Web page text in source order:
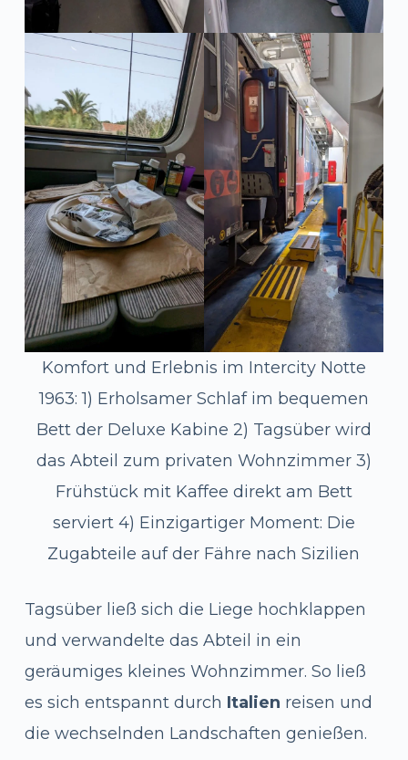
Komfort und Erlebnis im Intercity Notte
1963: 1) Erholsamer Schlaf im bequemen
Bett der Deluxe Kabine 2) Tagsüber wird
das Abteil zum privaten Wohnzimmer 3)
Frühstück mit Kaffee direkt am Bett
serviert 4) Einzigartiger Moment: Die
Zugabteile auf der Fähre nach Sizilien
Tagsüber ließ sich die Liege hochklappen
und verwandelte das Abteil in ein
geräumiges kleines Wohnzimmer. So ließ
es sich entspannt durch Italien reisen und
die wechselnden Landschaften genießen.